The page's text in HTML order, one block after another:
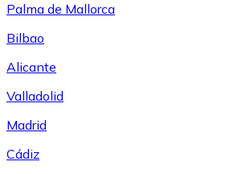
Palma de Mallorca
Bilbao
Alicante
Valladolid
Madrid
Cádiz